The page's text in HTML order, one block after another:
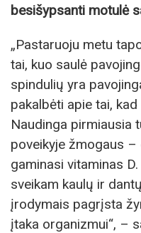
besišypsanti motulė
„Pastaruoju metu
tai, kuo saulė
spindulių yra
pakalbėti apie tai,
Naudinga pirmiausia
poveikyje žmogaus
gaminasi vitaminas
sveikam kaulų ir
įrodymais pagrįsta
įtaka organizmui“, –